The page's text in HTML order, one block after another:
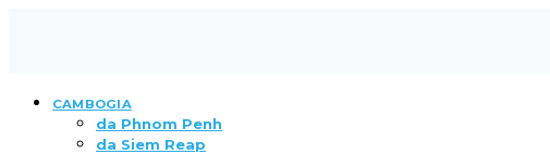
CAMBOGIA
da Phnom Penh
da Siem Reap